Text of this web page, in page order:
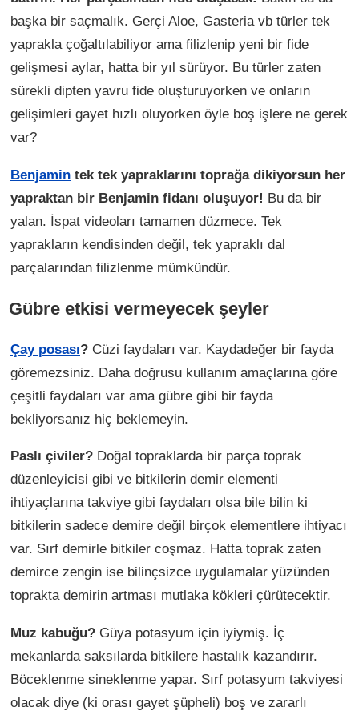
başka bir saçmalık. Gerçi Aloe, Gasteria vb türler tek
yaprakla çoğaltılabiliyor ama filizlenip yeni bir fide
gelişmesi aylar, hatta bir yıl sürüyor. Bu türler zaten
sürekli dipten yavru fide oluşturuyorken ve onların
gelişimleri gayet hızlı oluyorken öyle boş işlere ne gerek
var?
Benjamin tek tek yapraklarını toprağa dikiyorsun her
yapraktan bir Benjamin fidanı oluşuyor! Bu da bir
yalan. İspat videoları tamamen düzmece. Tek
yaprakların kendisinden değil, tek yapraklı dal
parçalarından filizlenme mümkündür.
Gübre etkisi vermeyecek şeyler
Çay posası? Cüzi faydaları var. Kaydadeğer bir fayda
göremezsiniz. Daha doğrusu kullanım amaçlarına göre
çeşitli faydaları var ama gübre gibi bir fayda
bekliyorsanız hiç beklemeyin.
Paslı çiviler? Doğal topraklarda bir parça toprak
düzenleyicisi gibi ve bitkilerin demir elementi
ihtiyaçlarına takviye gibi faydaları olsa bile bilin ki
bitkilerin sadece demire değil birçok elementlere ihtiyacı
var. Sırf demirle bitkiler coşmaz. Hatta toprak zaten
demirce zengin ise bilinçsizce uygulamalar yüzünden
toprakta demirin artması mutlaka kökleri çürütecektir.
Muz kabuğu? Güya potasyum için iyiymiş. İç
mekanlarda saksılarda bitkilere hastalık kazandırır.
Böceklenme sineklenme yapar. Sırf potasyum takviyesi
olacak diye (ki orası gayet şüpheli) boş ve zararlı